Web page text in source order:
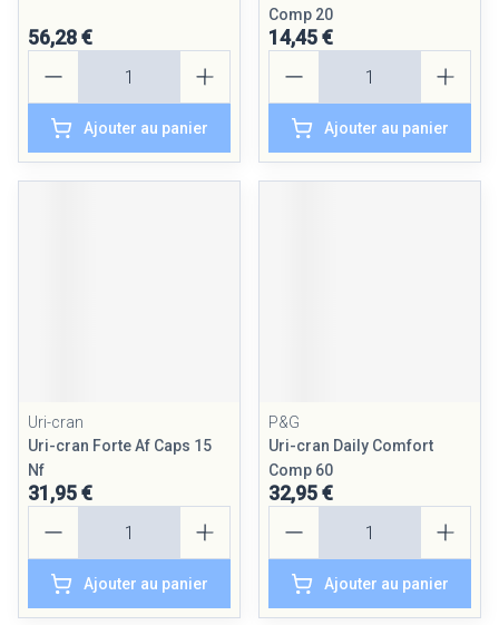
56,28 €
Ajouter au panier
Comp 20
14,45 €
Ajouter au panier
Uri-cran
Uri-cran Forte Af Caps 15
Nf
31,95 €
Ajouter au panier
P&G
Uri-cran Daily Comfort
Comp 60
32,95 €
Ajouter au panier